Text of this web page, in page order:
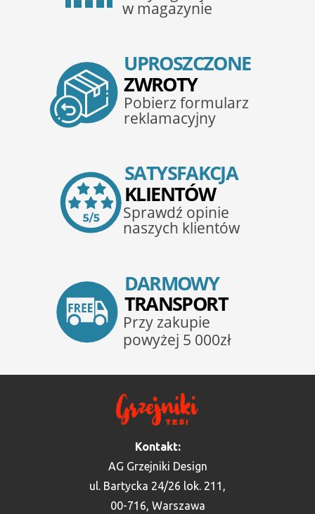
Kontakt:
AG Grzejniki Design
ul. Bartycka 24/26 lok. 211,
00-716, Warszawa